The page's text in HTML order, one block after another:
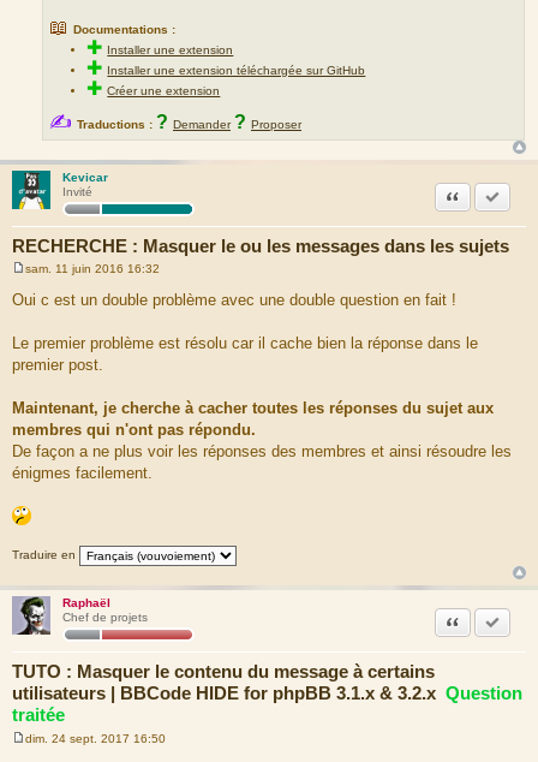
📖 Documentations :
✚ Installer une extension
✚ Installer une extension téléchargée sur GitHub
✚Créer une extension
✍ Traductions : ? Demander ? Proposer
Kevicar
Invité
RECHERCHE : Masquer le ou les messages dans les sujets
Citation
e
s
a
g
e
sam. 11 juin 2016 16:32
Oui c est un double problème avec une double question en fait !
Le premier problème est résolu car il cache bien la réponse dans le
premier post.
Maintenant, je cherche à cacher toutes les réponses du sujet aux
membres qui n'ont pas répondu.
De façon a ne plus voir les réponses des membres et ainsi résoudre les
énigmes facilement.
Traduire en
Raphaël
Chef de projets
TUTO : Masquer le contenu du message à certains
utilisateurs | BBCode HIDE for phpBB 3.1.x & 3.2.x Question
traitée
Citation
dim. 24 sept. 2017 16:50